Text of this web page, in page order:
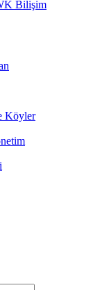
Bilişim
Köyler